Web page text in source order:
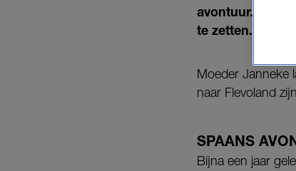
avontuur. Toch
te zetten.
Moeder Janneke
naar Flevoland
SPAANS
Bijna een jaar